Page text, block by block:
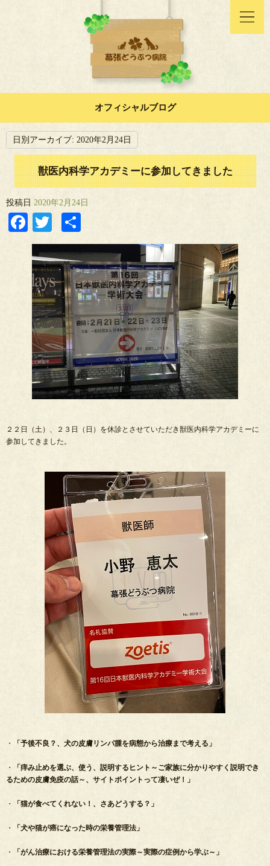
オフィシャルブログ
日別アーカイブ: 2020年2月24日
獣医内科学アカデミーに参加してきました
投稿日 2020年2月24日
Facebook
Twitter
有
２２日（土）、２３日（日）を休診とさせていただき獣医内科学アカデミーに
参加してきました。
・ 「予後不良？、犬の皮膚リンパ腫を病態から治療まで考える」
・
「痒み止めを選ぶ、使う、説明するヒント～ご家族に分かりやすく説明でき
るための皮膚免疫の話～、サイトポイントって凄いぜ！」
・ 「猫が食べてくれない！、さあどうする？」
・ 「犬や猫が癌になった時の栄養管理法」
・ 「がん治療における栄養管理法の実際～実際の症例から学ぶ～」